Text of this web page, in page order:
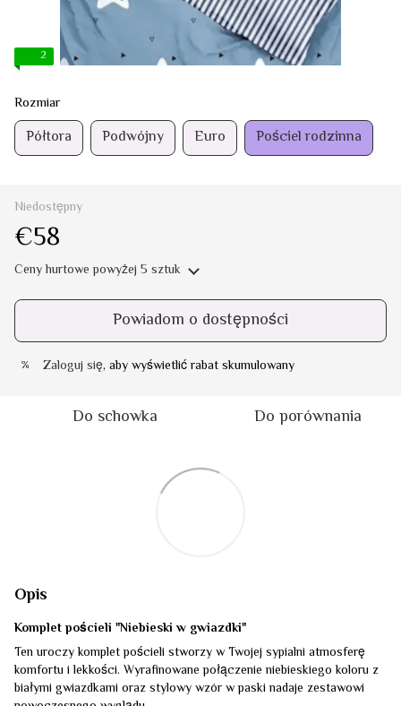
2
Rozmiar
Półtora Podwójny Euro Pościel rodzinna
Niedostępny
€58
Ceny hurtowepowyżej 5 sztuk
Powiadom o dostępności
% Zaloguj się, aby wyświetlić rabat skumulowany
Do schowka Do porównania
Opis
Komplet pościeli "Niebieski w gwiazdki"
Ten uroczy komplet pościeli stworzy w Twojej sypialni atmosferę
komfortu i lekkości. Wyrafinowane połączenie niebieskiego koloru z
białymi gwiazdkami oraz stylowy wzór w paski nadaje zestawowi